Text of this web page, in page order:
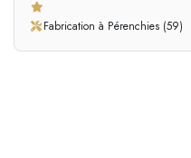
Fabrication à Pérenchies (59)